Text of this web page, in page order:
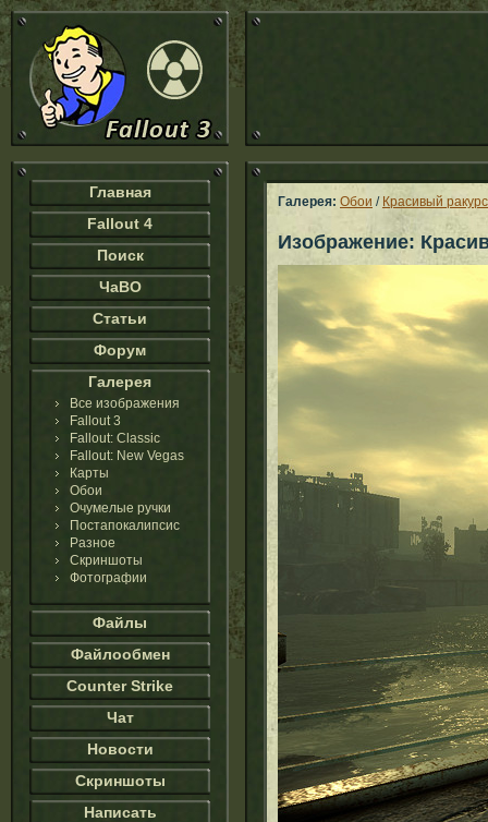
Главная
Fallout 4
Поиск
ЧаВО
Статьи
Форум
Галерея
Все изображения
Fallout 3
Fallout: Classic
Fallout: New Vegas
Карты
Обои
Очумелые ручки
Постапокалипсис
Разное
Скриншоты
Фотографии
Файлы
Файлообмен
Counter Strike
Чат
Новости
Скриншоты
Написать
Галерея: Обои / Красивый
Изображение: